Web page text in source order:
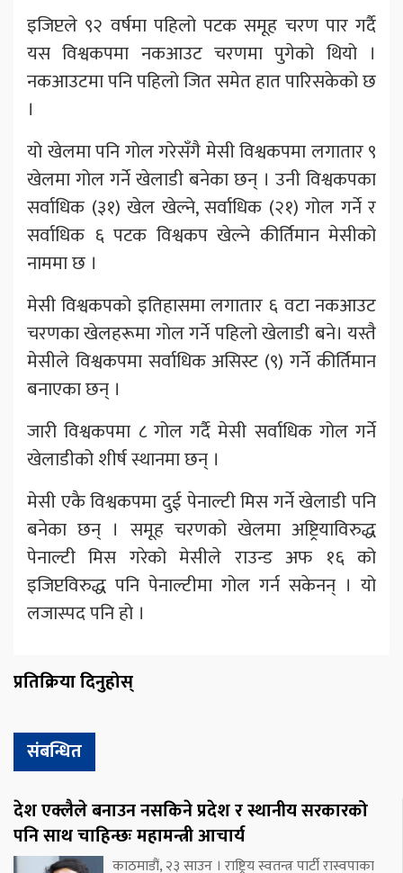
इजिप्टले ९२ वर्षमा पहिलो पटक समूह चरण पार गर्दै
यस विश्वकपमा नकआउट चरणमा पुगेको थियो ।
नकआउटमा पनि पहिलो जित समेत हात पारिसकेको छ
।
यो खेलमा पनि गोल गरेसँगै मेसी विश्वकपमा लगातार ९
खेलमा गोल गर्ने खेलाडी बनेका छन् । उनी विश्वकपका
सर्वाधिक (३१) खेल खेल्ने, सर्वाधिक (२१) गोल गर्ने र
सर्वाधिक ६ पटक विश्वकप खेल्ने कीर्तिमान मेसीको
नाममा छ ।
मेसी विश्वकपको इतिहासमा लगातार ६ वटा नकआउट
चरणका खेलहरूमा गोल गर्ने पहिलो खेलाडी बने। यस्तै
मेसीले विश्वकपमा सर्वाधिक असिस्ट (९) गर्ने कीर्तिमान
बनाएका छन् ।
जारी विश्वकपमा ८ गोल गर्दै मेसी सर्वाधिक गोल गर्ने
खेलाडीको शीर्ष स्थानमा छन् ।
मेसी एकै विश्वकपमा दुई पेनाल्टी मिस गर्ने खेलाडी पनि
बनेका छन् । समूह चरणको खेलमा अष्ट्रियाविरुद्ध
पेनाल्टी मिस गरेको मेसीले राउन्ड अफ १६ को
इजिप्टविरुद्ध पनि पेनाल्टीमा गोल गर्न सकेनन् । यो
लजास्पद पनि हो ।
प्रतिक्रिया दिनुहोस्
संबन्धित
देश एक्लैले बनाउन नसकिने प्रदेश र स्थानीय सरकारको
पनि साथ चाहिन्छः महामन्त्री आचार्य
काठमाडौं, २३ साउन । राष्ट्रिय स्वतन्त्र पार्टी रास्वपाका